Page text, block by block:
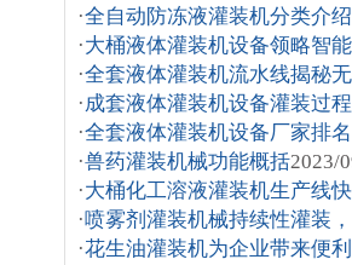
·全自动防冻液灌装机分类介绍
·大桶液体灌装机设备领略智
·全套液体灌装机流水线揭秘
·成套液体灌装机设备灌装过
·全套液体灌装机设备厂家排名
·兽药灌装机械功能概括2023/
·大桶化工溶液灌装机生产线
·喷雾剂灌装机械持续性灌装
·花生油灌装机为企业带来便利